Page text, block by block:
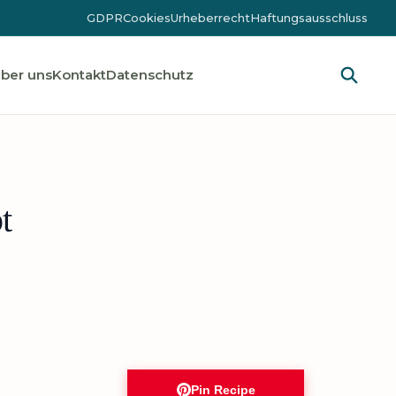
GDPRCookiesUrheberrechtHaftungsausschluss
unsKontaktDatenschutz
Pin Recipe